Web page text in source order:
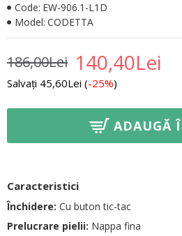
140,40Lei
186,00Lei
Salvați 45,60Lei (-25%)
Code: EW-906.1-L1D
Model: CODETTA
ADAUGĂ
Caracteristici
Închidere: Cu buton tic-tac
Prelucrare pielii: Nappa fina